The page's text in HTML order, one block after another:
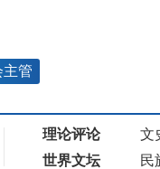
主管
理论评论 文
世界文坛
民